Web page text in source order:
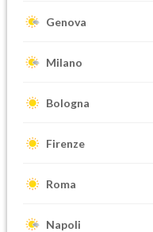
Genova
Milano
Bologna
Firenze
Roma
Napoli